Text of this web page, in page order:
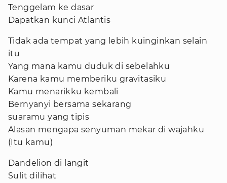
Tenggelam ke dasar
Dapatkan kunci Atlantis
Tidak ada tempat yang lebih kuinginkan selain
itu
Yang mana kamu duduk di sebelahku
Karena kamu memberiku gravitasiku
Kamu menarikku kembali
Bernyanyi bersama sekarang
suaramu yang tipis
Alasan mengapa senyuman mekar di wajahku
(Itu kamu)
Dandelion di langit
Sulit dilihat